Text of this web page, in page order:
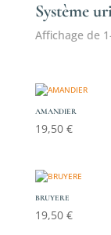
Système
Affichage de
AMANDIER
19,50 €
BRUYERE
19,50 €